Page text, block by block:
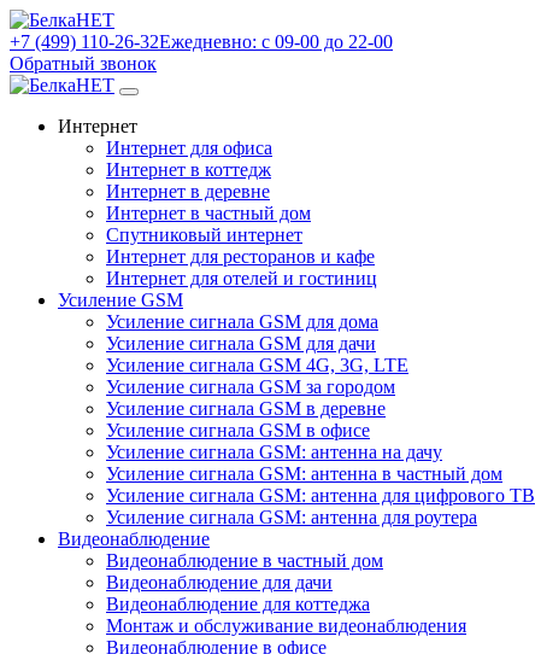
+7 (499) 110-26-32Ежедневно: с 09-00 до 22-00
Обратный звонок
Интернет
Интернет для офиса
Интернет в коттедж
Интернет в деревне
Интернет в частный дом
Спутниковый интернет
Интернет для ресторанов и кафе
Интернет для отелей и гостиниц
Усиление GSM
Усиление сигнала GSM для дома
Усиление сигнала GSM для дачи
Усиление сигнала GSM 4G, 3G, LTE
Усиление сигнала GSM за городом
Усиление сигнала GSM в деревне
Усиление сигнала GSM в офисе
Усиление сигнала GSM: антенна на дачу
Усиление сигнала GSM: антенна в частный дом
Усиление сигнала GSM: антенна для цифрового ТВ
Усиление сигнала GSM: антенна для роутера
Видеонаблюдение
Видеонаблюдение в частный дом
Видеонаблюдение для дачи
Видеонаблюдение для коттеджа
Монтаж и обслуживание видеонаблюдения
Видеонаблюдение в офисе